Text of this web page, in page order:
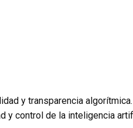
y transparencia
y control de la inteligencia